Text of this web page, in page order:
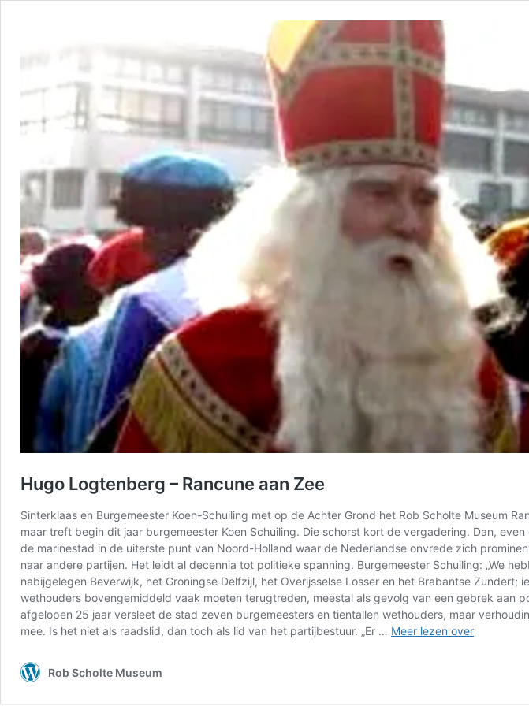
Hugo Logtenberg – Rancune aan Zee
Sinterklaas en Burgemeester Koen-Schuiling met op de Achter Grond het Rob Scholte Museum
maar treft begin dit jaar burgemeester Koen Schuiling. Die schorst kort de vergadering. Dan,
de marinestad in de uiterste punt van Noord-Holland waar de Nederlandse onvrede zich
naar andere partijen. Het leidt al decennia tot politieke spanning. Burgemeester Schuiling: „We
nabijgelegen Beverwijk, het Groningse Delfzijl, het Overijsselse Losser en het Brabantse
wethouders bovengemiddeld vaak moeten terugtreden, meestal als gevolg van een gebrek aan
afgelopen 25 jaar versleet de stad zeven burgemeesters en tientallen wethouders, maar
mee. Is het niet als raadslid, dan toch als lid van het partijbestuur. „Er … Meer lezen overHugo
Rob Scholte Museum